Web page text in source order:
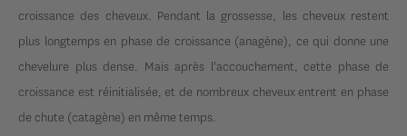
croissance des cheveux. Pendant la grossesse, les cheveux restent
plus longtemps en phase de croissance (anagène), ce qui donne une
chevelure plus dense. Mais après l'accouchement, cette phase de
croissance est réinitialisée, et de nombreux cheveux entrent en phase
de chute (catagène) en même temps.